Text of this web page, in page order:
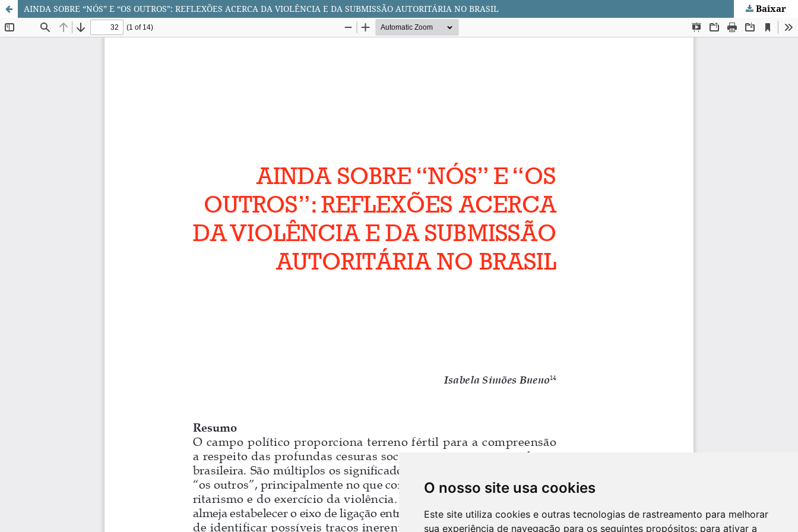
O nosso site usa cookies
Este site utiliza cookies e outras tecnologias de rastreamento para melhorar
sua experiência de navegação para os seguintes propósitos: para ativar a
AINDA SOBRE “NÓS” E “OS OUTROS”: REFLEXÕES ACERCA DA VIOLÊNCIA E DA SUBMISSÃO AUTORITÁRIA NO BRASIL Baixar